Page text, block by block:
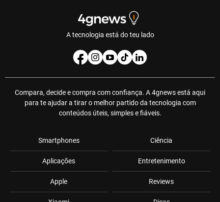
A tecnologia está do teu lado
Compara, decide e compra com confiança. A 4gnews está aqui
para te ajudar a tirar o melhor partido da tecnologia com
conteúdos úteis, simples e fiáveis.
Smartphones
Aplicações
Apple
Ciência
Entretenimento
Reviews